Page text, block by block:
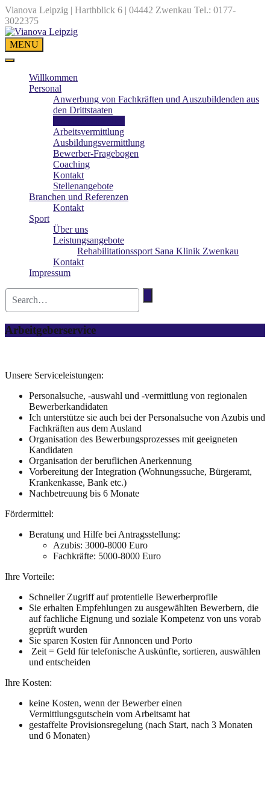
Vianova Leipzig | Harthblick 6 | 04442 Zwenkau Tel.: 0177-
3022375
MENU
Willkommen
Personal
Anwerbung von Fachkräften und Auszubildenden aus
den Drittstaaten
Arbeitsvermittlung
Ausbildungsvermittlung
Bewerber-Fragebogen
Coaching
Kontakt
Stellenangebote
Branchen und Referenzen
Kontakt
Sport
Über uns
Leistungsangebote
Rehabilitationssport Sana Klinik Zwenkau
Kontakt
Impressum
Arbeitgeberservice
Unsere Serviceleistungen:
Personalsuche, -auswahl und -vermittlung von regionalen
Bewerberkandidaten
Ich unterstütze sie auch bei der Personalsuche von Azubis und
Fachkräften aus dem Ausland
Organisation des Bewerbungsprozesses mit geeigneten
Kandidaten
Organisation der beruflichen Anerkennung
Vorbereitung der Integration (Wohnungssuche, Bürgeramt,
Krankenkasse, Bank etc.)
Nachbetreuung bis 6 Monate
Fördermittel:
Beratung und Hilfe bei Antragsstellung:
Azubis: 3000-8000 Euro
Fachkräfte: 5000-8000 Euro
Ihre Vorteile:
Schneller Zugriff auf protentielle Bewerberprofile
Sie erhalten Empfehlungen zu ausgewählten Bewerbern, die
auf fachliche Eignung und soziale Kompetenz von uns vorab
geprüft wurden
Sie sparen Kosten für Annoncen und Porto
Zeit = Geld für telefonische Auskünfte, sortieren, auswählen
und entscheiden
Ihre Kosten:
keine Kosten, wenn der Bewerber einen
Vermittlungsgutschein vom Arbeitsamt hat
gestaffelte Provisionsregelung (nach Start, nach 3 Monaten
und 6 Monaten)